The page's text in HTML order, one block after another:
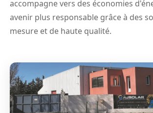
accompagne vers des économies
avenir plus responsable grâce à des
mesure et de haute qualité.